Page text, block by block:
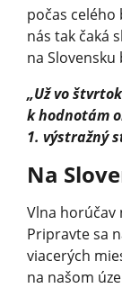
počas celého
nás tak čaká
na Slovensku
„Už vo
k hodnotám
1. výstražný
Na
Vlna horúčav
Pripravte sa
viacerých
na našom